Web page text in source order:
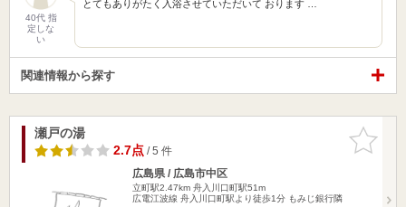
40代 指
定しな
い
とてもありがたく入浴させていただいて おります …
関連情報から探す
お気に入
りに追加
瀬戸の湯
2.7点/ 5 件
広島県 / 広島市中区
立町駅2.47km 舟入川口町駅51m
広電江波線 舟入川口町駅より徒歩1分 もみじ銀行隣